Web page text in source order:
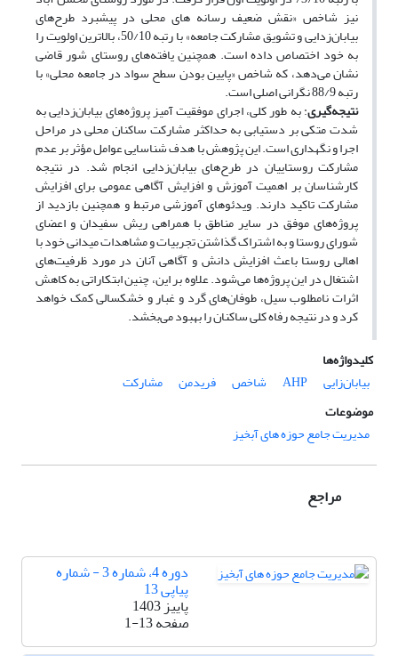
نیز شاخص «نقش ضعیف رسانه های محلی در پیشبرد طرح‌های
بیابان‌زدایی و تشویق مشارکت جامعه» با رتبه 50/10، بالاترین اولویت را
به خود اختصاص داده است. همچنین یافته‌های روستای شور قاضی
نشان می‌دهد، که شاخص «پایین بودن سطح سواد در جامعه محلی» با
رتبه 88/9 نگرانی اصلی است.
نتیجه‌گیری: به طور کلی، اجرای موفقیت آمیز پروژه‌های بیابان‌زدایی به
شدت متکی بر دستیابی به حداکثر مشارکت ساکنان محلی در مراحل
اجرا و نگهداری است. این پژوهش با هدف شناسایی عوامل مؤثر بر عدم
مشارکت روستاییان در طرح‌های بیابان‌زدایی انجام شد. در نتیجه
کارشناسان بر اهمیت آموزش و افزایش آگاهی عمومی برای افزایش
مشارکت تاکید دارند. ویدئوهای آموزشی مرتبط و همچنین بازدید از
پروژه‌های موفق در سایر مناطق با همراهی ریش سفیدان و اعضای
شورای روستا و به اشتراک گذاشتن تجربیات و مشاهدات میدانی خود با
اهالی روستا باعث افزایش دانش و آگاهی آنان در مورد ظرفیت‌های
اشتغال در این پروژه‌ها می‌شود. علاوه بر این، چنین ابتکاراتی به کاهش
اثرات نامطلوب سیل، طوفان‌های گرد و غبار و خشکسالی کمک خواهد
کرد و در نتیجه رفاه کلی ساکنان را بهبود می‌بخشد.
کلیدواژه‌ها
بیابان‌زایی
AHP شاخص فریدمن
مشارکت
موضوعات
مدیریت جامع حوزه های آبخیز
مراجع
دوره 4، شماره 3 - شماره
پیاپی 13
پاییز 1403
صفحه1-13